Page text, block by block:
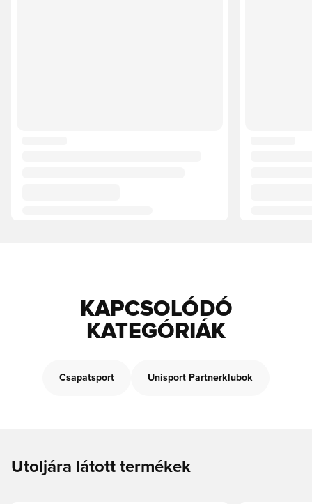
KAPCSOLÓDÓ
KATEGÓRIÁK
Csapatsport Unisport Partnerklubok
Utoljára látott termékek